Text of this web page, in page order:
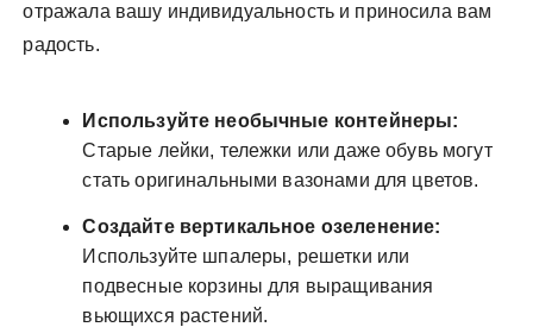
отражала вашу индивидуальность и приносила вам
радость.
Используйте необычные контейнеры:
Старые лейки, тележки или даже обувь могут
стать оригинальными вазонами для цветов.
Создайте вертикальное озеленение:
Используйте шпалеры, решетки или
подвесные корзины для выращивания
вьющихся растений.